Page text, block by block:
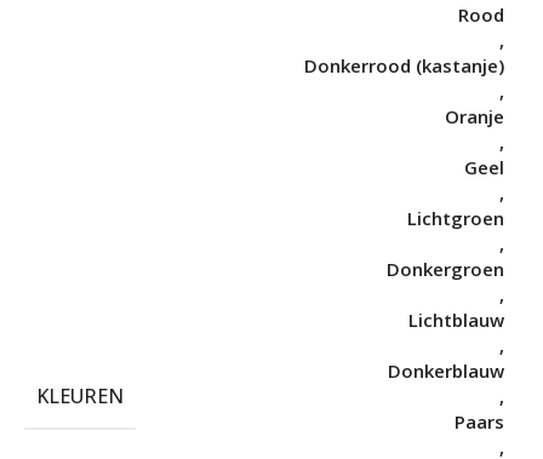
KLEUREN
Rood
,
Donkerrood (kastanje)
,
Oranje
,
Geel
,
Lichtgroen
,
Donkergroen
,
Lichtblauw
,
Donkerblauw
,
Paars
,